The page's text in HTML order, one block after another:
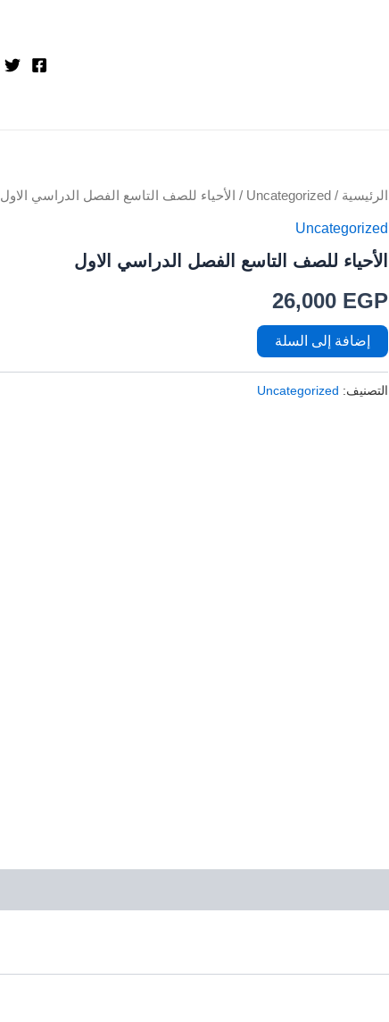
الرئيسية /
Uncategorized / الأحياء للصف التاسع الفصل الدراسي الاول
Uncategorized
الأحياء للصف التاسع الفصل الدراسي الاول
26,000 EGP
كمية
للصف
الفصل
الاول
إضافة إلى السلة
التصنيف: Uncategorized